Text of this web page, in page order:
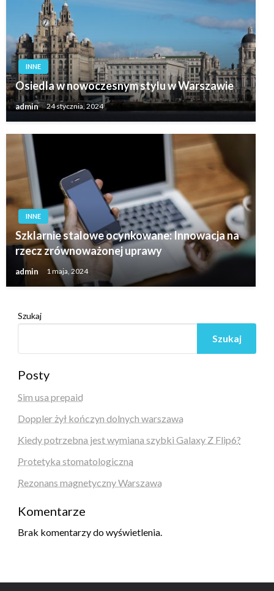
INNE
Osiedla w nowoczesnym stylu w Warszawie
admin 24 stycznia, 2024
INNE
Szklarnie stalowe ocynkowane: Innowacja na
rzecz zrównoważonej uprawy
admin 1 maja, 2024
Szukaj
Szukaj
Posty
Sim usa prepaid
Doppler żył kończyn dolnych warszawa
Kiedy potrzebna jest wymiana szybki Galaxy Z Flip6?
Protetyka stomatologiczna
Rezonans magnetyczny Warszawa
Komentarze
Brak komentarzy do wyświetlenia.